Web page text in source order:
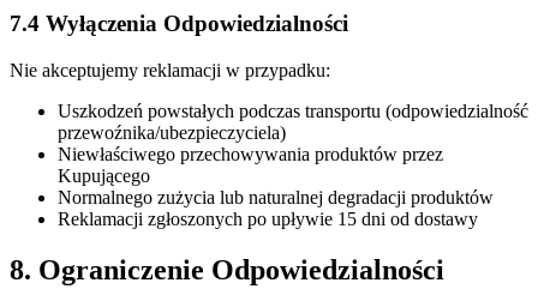
7.4 Wyłączenia Odpowiedzialności
Nie akceptujemy reklamacji w przypadku:
Uszkodzeń powstałych podczas transportu (odpowiedzialność
przewoźnika/ubezpieczyciela)
Niewłaściwego przechowywania produktów przez
Kupującego
Normalnego zużycia lub naturalnej degradacji produktów
Reklamacji zgłoszonych po upływie 15 dni od dostawy
8. Ograniczenie Odpowiedzialności